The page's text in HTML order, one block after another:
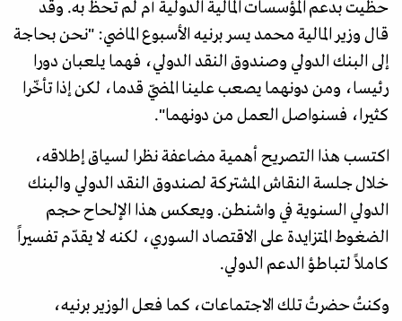
حظيت بدعم المؤسسات المالية الدولية أم لم تحظَ به. وقد
قال وزير المالية محمد يسر برنيه الأسبوع الماضي: "نحن بحاجة
إلى البنك الدولي وصندوق النقد الدولي، فهما يلعبان دورا
رئيسا، ومن دونهما يصعب علينا المضيّ قدما، لكن إذا تأخّرا
كثيرا، فسنواصل العمل من دونهما".
اكتسب هذا التصريح أهمية مضاعفة نظرا لسياق إطلاقه،
خلال جلسة النقاش المشتركة لصندوق النقد الدولي والبنك
الدولي السنوية في واشنطن. ويعكس هذا الإلحاح حجم
الضغوط المتزايدة على الاقتصاد السوري، لكنه لا يقدّم تفسيراً
كاملاً لتباطؤ الدعم الدولي.
وكنتُ حضرتُ تلك الاجتماعات، كما فعل الوزير برنيه،